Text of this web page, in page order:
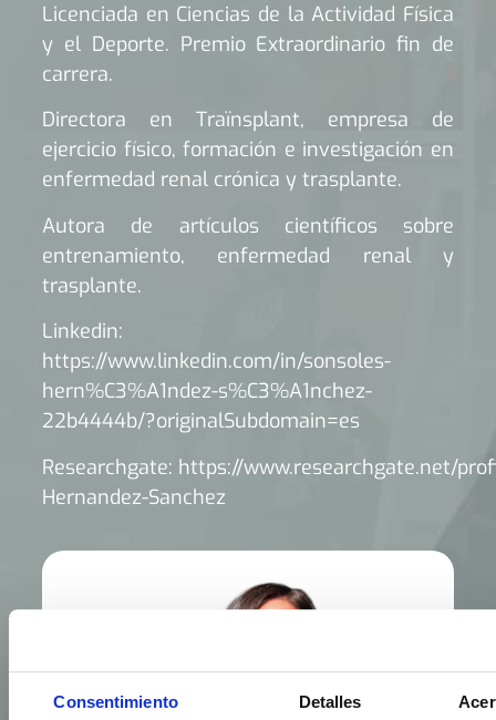
Consentimiento Detalles
Licenciada en Ciencias de la Actividad Física
y el Deporte. Premio Extraordinario fin de
carrera.
Directora en Traïnsplant, empresa de
ejercicio físico, formación e investigación en
enfermedad renal crónica y trasplante.
Autora de artículos científicos sobre
entrenamiento, enfermedad renal y
trasplante.
Linkedin:
https://www.linkedin.com/in/sonsoles-
hern%C3%A1ndez-s%C3%A1nchez-
22b4444b/?originalSubdomain=es
Researchgate: https://www.researchgate.net/
Hernandez-Sanchez